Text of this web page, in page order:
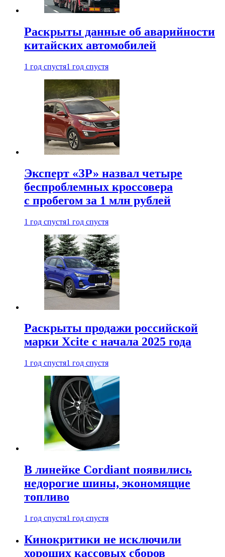
Раскрыты данные об аварийности
китайских автомобилей
1 год спустя1 год спустя
Эксперт «ЗР» назвал четыре
беспроблемных кроссовера
с пробегом за 1 млн рублей
1 год спустя1 год спустя
Раскрыты продажи российской
марки Xcite с начала 2025 года
1 год спустя1 год спустя
В линейке Cordiant появились
недорогие шины, экономящие
топливо
1 год спустя1 год спустя
Кинокритики не исключили
хороших кассовых сборов